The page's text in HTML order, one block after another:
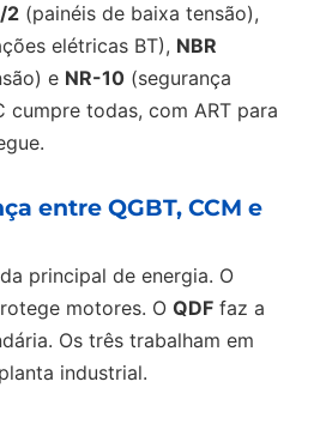
2 (painéis de baixa tensão),
elétricas BT), NBR
e NR-10 (segurança
cumpre todas, com ART para
entre QGBT, CCM e
principal de energia. O
motores. O QDF faz a
Os três trabalham em
industrial.